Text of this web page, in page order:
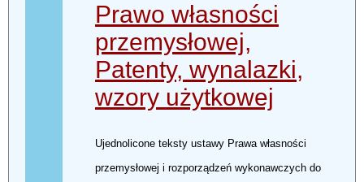
Prawo własności
przemysłowej,
Patenty, wynalazki,
wzory użytkowej
Ujednolicone teksty ustawy Prawa własności
przemysłowej i rozporządzeń wykonawczych do